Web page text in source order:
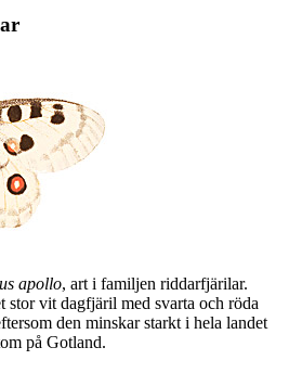
apollo, art i familjen riddarfjärilar.
vit dagfjäril med svarta och röda
den minskar starkt i hela landet
på Gotland.